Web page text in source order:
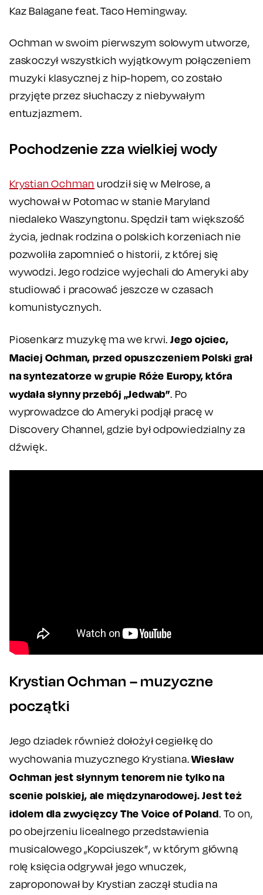
Kaz Balagane feat. Taco Hemingway.
Ochman w swoim pierwszym solowym utworze,
zaskoczył wszystkich wyjątkowym połączeniem
muzyki klasycznej z hip-hopem, co zostało
przyjęte przez słuchaczy z niebywałym
entuzjazmem.
Pochodzenie zza wielkiej wody
Krystian Ochman urodził się w Melrose, a
wychował w Potomac w stanie Maryland
niedaleko Waszyngtonu. Spędził tam większość
życia, jednak rodzina o polskich korzeniach nie
pozwoliła zapomnieć o historii, z której się
wywodzi. Jego rodzice wyjechali do Ameryki aby
studiować i pracować jeszcze w czasach
komunistycznych.
Piosenkarz muzykę ma we krwi. Jego ojciec,
Maciej Ochman, przed opuszczeniem Polski grał
na syntezatorze w grupie Róże Europy, która
wydała słynny przebój „Jedwab”. Po
wyprowadzce do Ameryki podjął pracę w
Discovery Channel, gdzie był odpowiedzialny za
dźwięk.
Krystian Ochman – muzyczne
początki
Jego dziadek również dołożył cegiełkę do
wychowania muzycznego Krystiana.Wiesław
Ochman jest słynnym tenorem nie tylko na
scenie polskiej, ale międzynarodowej. Jest też
idolem dla zwycięzcyThe Voice of Poland. To on,
po obejrzeniu licealnego przedstawienia
musicalowego „Kopciuszek”, w którym główną
rolę księcia odgrywał jego wnuczek,
zaproponował by Krystian zaczął studia na